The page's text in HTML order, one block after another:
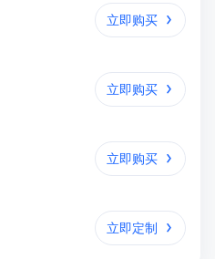
立即购买
立即购买
立即购买
立即定制